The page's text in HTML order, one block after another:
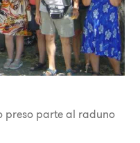
preso parte al raduno